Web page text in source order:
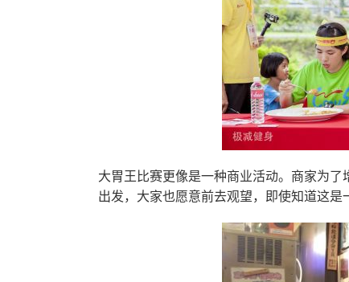
大胃王比赛更像是一种商业活动。商家为
出发，大家也愿意前去观望，即使知道这是